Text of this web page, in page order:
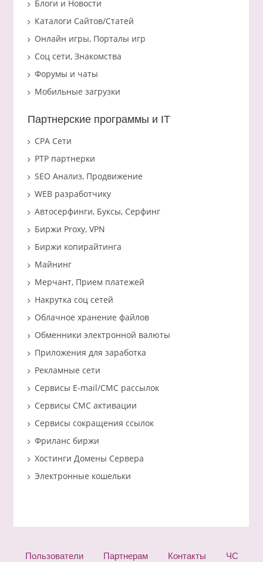
Блоги и Новости
Каталоги Сайтов/Статей
Онлайн игры, Порталы игр
Соц сети, Знакомства
Форумы и чаты
Мобильные загрузки
Партнерские программы и IT
CPA Сети
PTP партнерки
SEO Анализ, Продвижение
WEB разработчику
Автосерфинги, Буксы, Серфинг
Биржи Proxy, VPN
Биржи копирайтинга
Майнинг
Мерчант, Прием платежей
Накрутка соц сетей
Облачное хранение файлов
Обменники электронной валюты
Приложения для заработка
Рекламные сети
Сервисы E-mail/СМС рассылок
Сервисы СМС активации
Сервисы сокращения ссылок
Фриланс биржи
Хостинги Домены Сервера
Электронные кошельки
Пользователи Партнерам Контакты ЧС